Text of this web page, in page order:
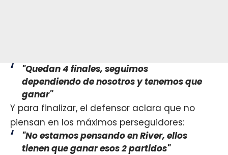
"Quedan 4 finales, seguimos
dependiendo de nosotros y tenemos que
ganar"
Y para finalizar, el defensor aclara que no
piensan en los máximos perseguidores:
"No estamos pensando en River, ellos
tienen que ganar esos 2 partidos"